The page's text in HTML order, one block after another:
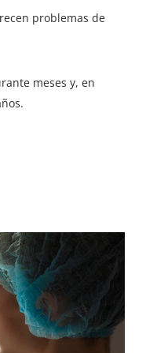
problemas de
meses y, en